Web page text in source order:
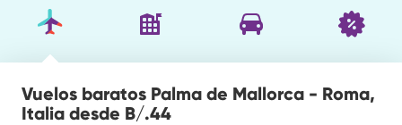
Vuelos baratos Palma de Mallorca - Roma,
Italia desde B/.44